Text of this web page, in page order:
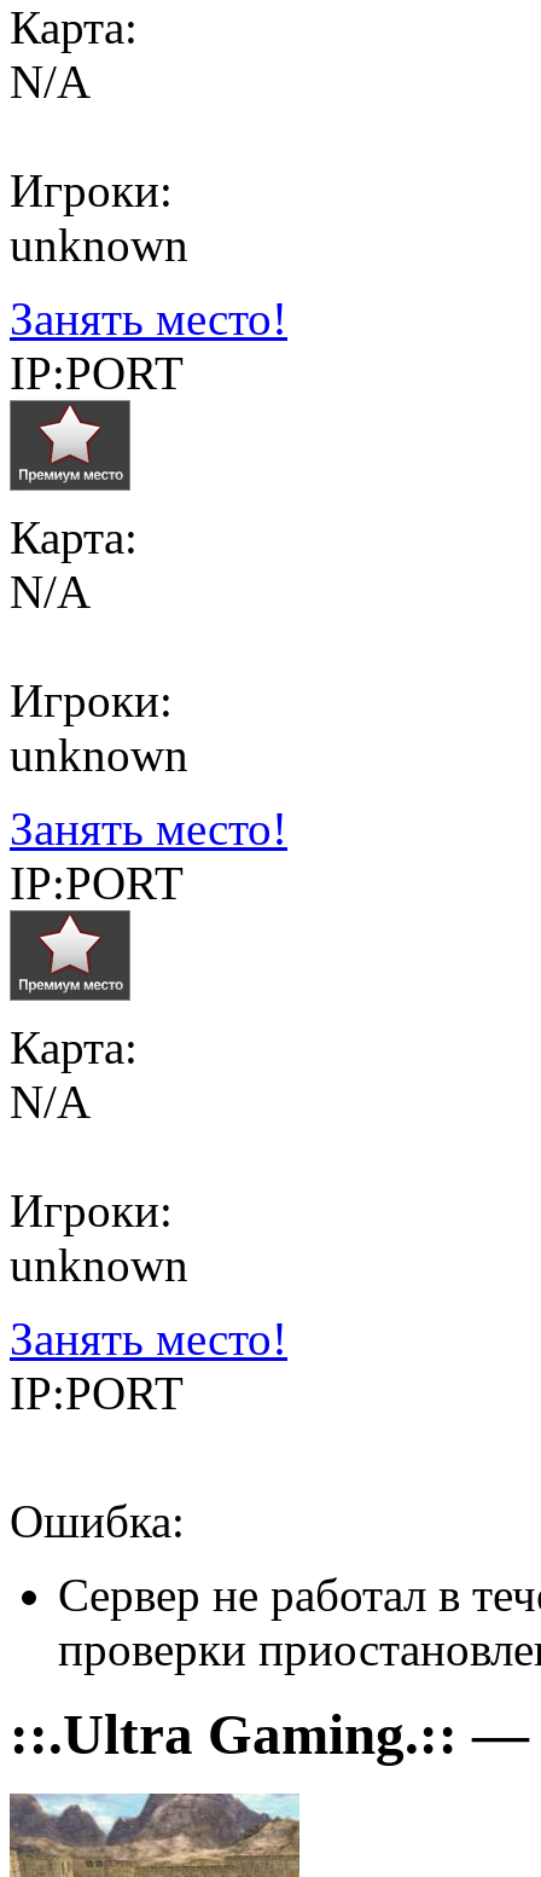
Карта:
N/A
Игроки:
unknown
Занять место!
IP:PORT
Карта:
N/A
Игроки:
unknown
Занять место!
IP:PORT
Карта:
N/A
Игроки:
unknown
Занять место!
IP:PORT
Ошибка:
Сервер не работал в
проверки
::.Ultra Gaming.:: —